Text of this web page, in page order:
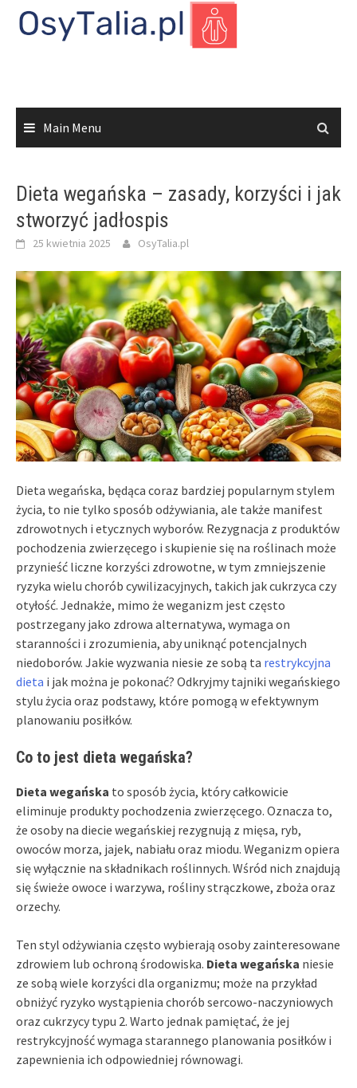
Main Menu
Dieta wegańska – zasady, korzyści i jak
stworzyć jadłospis
25 kwietnia 2025 OsyTalia.pl
Dieta wegańska, będąca coraz bardziej popularnym stylem
życia, to nie tylko sposób odżywiania, ale także manifest
zdrowotnych i etycznych wyborów. Rezygnacja z produktów
pochodzenia zwierzęcego i skupienie się na roślinach może
przynieść liczne korzyści zdrowotne, w tym zmniejszenie
ryzyka wielu chorób cywilizacyjnych, takich jak cukrzyca czy
otyłość. Jednakże, mimo że weganizm jest często
postrzegany jako zdrowa alternatywa, wymaga on
staranności i zrozumienia, aby uniknąć potencjalnych
niedoborów. Jakie wyzwania niesie ze sobą ta restrykcyjna
dieta i jak można je pokonać? Odkryjmy tajniki wegańskiego
stylu życia oraz podstawy, które pomogą w efektywnym
planowaniu posiłków.
Co to jest dieta wegańska?
Dieta wegańska to sposób życia, który całkowicie
eliminuje produkty pochodzenia zwierzęcego. Oznacza to,
że osoby na diecie wegańskiej rezygnują z mięsa, ryb,
owoców morza, jajek, nabiału oraz miodu. Weganizm opiera
się wyłącznie na składnikach roślinnych. Wśród nich znajdują
się świeże owoce i warzywa, rośliny strączkowe, zboża oraz
orzechy.
Ten styl odżywiania często wybierają osoby zainteresowane
zdrowiem lub ochroną środowiska. Dieta wegańska niesie
ze sobą wiele korzyści dla organizmu; może na przykład
obniżyć ryzyko wystąpienia chorób sercowo-naczyniowych
oraz cukrzycy typu 2. Warto jednak pamiętać, że jej
restrykcyjność wymaga starannego planowania posiłków i
zapewnienia ich odpowiedniej równowagi.